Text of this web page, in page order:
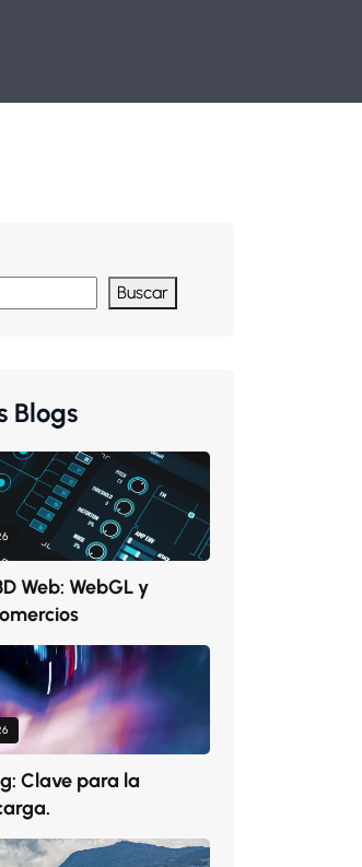
Buscar
Blogs
Web: WebGL y
Clave para la